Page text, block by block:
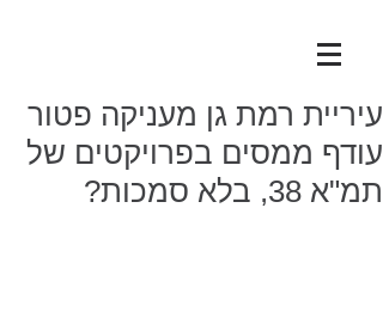
עיריית רמת גן מעניקה פטור
עודף ממסים בפרויקטים של
תמ"א 38, בלא סמכות?